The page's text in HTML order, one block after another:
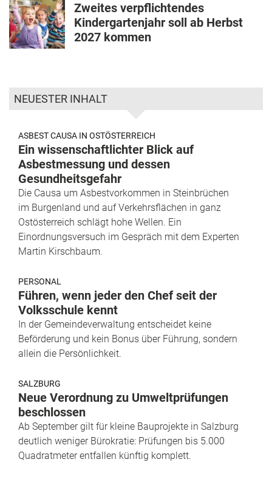
Zweites verpflichtendes
Kindergartenjahr soll ab Herbst
2027 kommen
NEUESTER INHALT
ASBEST CAUSA IN OSTÖSTERREICH
Ein wissenschaftlichter Blick auf
Asbestmessung und dessen
Gesundheitsgefahr
Die Causa um Asbestvorkommen in Steinbrüchen
im Burgenland und auf Verkehrsflächen in ganz
Ostösterreich schlägt hohe Wellen. Ein
Einordnungsversuch im Gespräch mit dem Experten
Martin Kirschbaum.
PERSONAL
Führen, wenn jeder den Chef seit der
Volksschule kennt
In der Gemeindeverwaltung entscheidet keine
Beförderung und kein Bonus über Führung, sondern
allein die Persönlichkeit.
SALZBURG
Neue Verordnung zu Umweltprüfungen
beschlossen
Ab September gilt für kleine Bauprojekte in Salzburg
deutlich weniger Bürokratie: Prüfungen bis 5.000
Quadratmeter entfallen künftig komplett.